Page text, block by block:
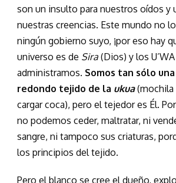
son un insulto para nuestros oídos y
nuestras creencias. Este mundo no
ningún gobierno suyo, ¡por eso hay
universo es de Sira (Dios) y los
administramos. Somos tan sólo
redondo tejido de la ukua(mochila
cargar coca), pero el tejedor es Él.
no podemos ceder, maltratar, ni
sangre, ni tampoco sus criaturas,
los principios del tejido.
Pero el blanco se cree el dueño,